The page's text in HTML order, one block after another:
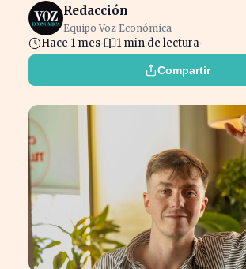
Redacción
Equipo Voz Económica
Hace 1 mes 1 min de lectura
Compartir